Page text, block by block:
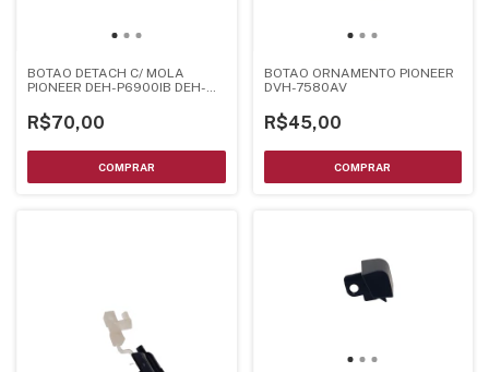
BOTAO DETACH C/ MOLA
PIONEER DEH-P6900IB DEH-
R$70,00
BOTAO ORNAMENTO PIONEER
DVH-7580AV
R$45,00